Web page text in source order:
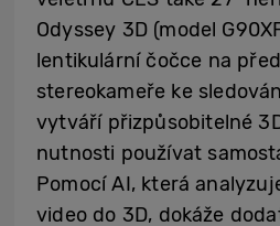
Odyssey 3D (model
lentikulární čočce na
stereokameře ke
vytváří přizpůsobitelné
nutnosti používat
Pomocí AI, která
video do 3D, dokáže